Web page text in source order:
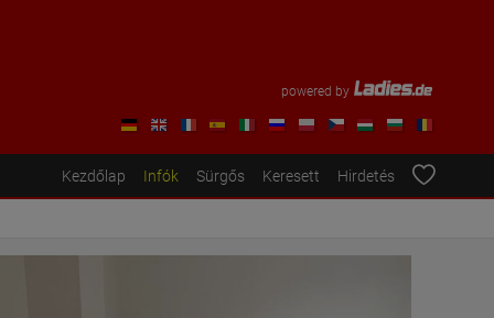
powered by
Kezdőlap Infók Sürgős Keresett Hirdetés